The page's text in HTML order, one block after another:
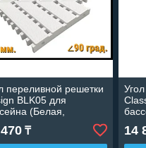
переливной решетки
BLK05 для
(Белая,
200x25, 90
₸ 14